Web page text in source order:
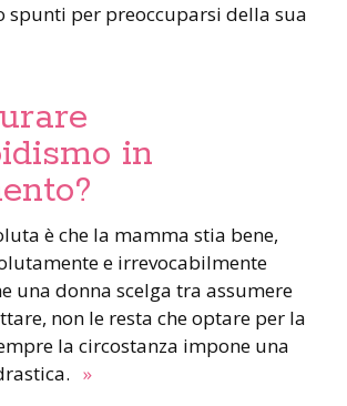
spunti per preoccuparsi della sua
in
è che la mamma stia bene,
e irrevocabilmente
una donna scelga tra assumere
non le resta che optare per la
la circostanza impone una
»